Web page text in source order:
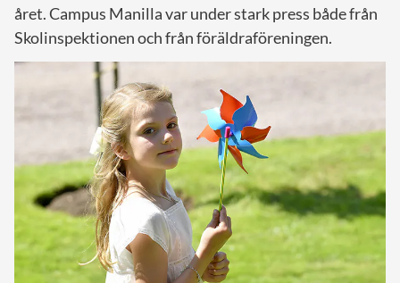
året. Campus Manilla var under stark press både från
Skolinspektionen och från föräldraföreningen.